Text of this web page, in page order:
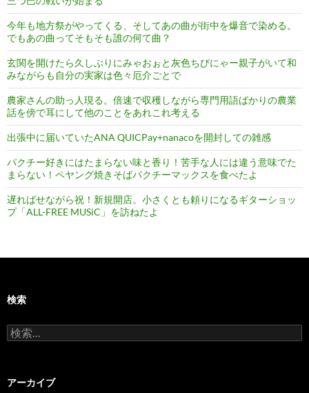
今年も地方祭がやってくる、そしてあの曲が街中を爆音で染める。
でもあの曲ってそもそも誰の何て曲？
玄関を開けたら久しぶりにみゃおぉと灰色ちびにゃー親子がいて和
みながらも自分の実家は色々厄介ごとで
農家さんの助っ人現る。倍速で収穫しながら専門用語ばかりの農業
話を傍で耳にして他のことをあれこれ考える
出張中に届いていたANA QUICPay+nanacoを開封しての雑感
パクチー好きにはたまらない味と香り！苦手な人には違う意味でた
まらない！ペヤング焼きそばパクチーマックスを食べたよ
遅ればせながら祝！新規開店。小さくとも頼りになるギターショッ
プ「ALL-FREE MUSiC」を訪ねたよ
検索
検
索:
アーカイブ